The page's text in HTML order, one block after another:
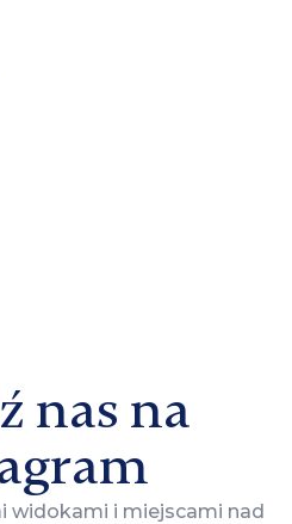
nas na
widokami i miejscami nad